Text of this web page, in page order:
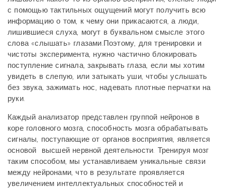
с помощью тактильных ощущений могут получить всю
информацию о том, к чему они прикасаются, а люди,
лишившиеся слуха, могут в буквальном смысле этого
слова «слышать» глазами.Поэтому, для тренировки и
чистоты эксперимента, нужно частично блокировать
поступление сигнала, закрывать глаза, если мы хотим
увидеть в слепую, или затыкать уши, чтобы услышать
без звука, зажимать нос, надевать плотные перчатки на
руки.
Каждый анализатор представлен группой нейронов в
коре головного мозга, способность мозга обрабатывать
сигналы, поступающие от органов восприятия, является
основой высшей нервной деятельности. Тренируя мозг
таким способом, мы устанавливаем уникальные связи
между нейронами, что в результате проявляется
увеличением интеллектуальных способностей и